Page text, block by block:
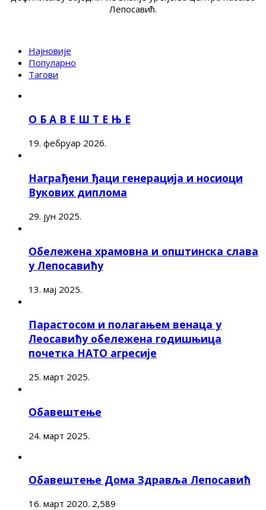
Лепосавић.
Најновије
Популарно
Тагови
О Б А В Е Ш Т Е Њ Е
19. фебруар 2026.
Награђени ђаци генерација и носиоци
Вукових диплома
29. јун 2025.
Обележена храмовна и општинска слава
у Лепосавићу
13. мај 2025.
Парастосом и полагањем венаца у
Леосавићу обележена годишњица
почетка НАТО агресије
25. март 2025.
Обавештење
24. март 2025.
Обавештење Дома Здравља Лепосавић
16. март 2020. 2,589